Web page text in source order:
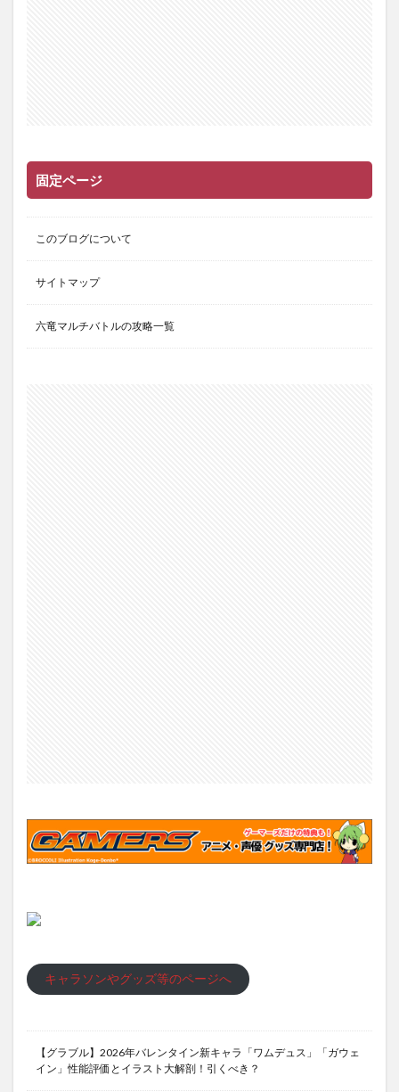
固定ページ
このブログについて
サイトマップ
六竜マルチバトルの攻略一覧
キャラソンやグッズ等のページへ
【グラブル】2026年バレンタイン新キャラ「ワムデュス」「ガウェ
イン」性能評価とイラスト大解剖！引くべき？